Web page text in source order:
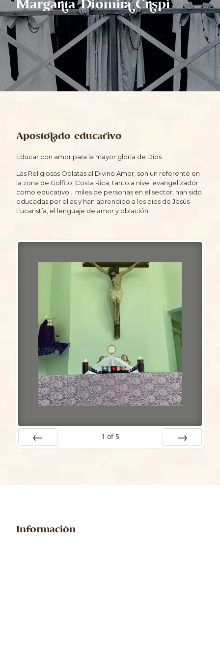
Margarita Diomira Crispi
Apostolado educativo
Educar con amor para la mayor gloria de Dios
Las Religiosas Oblatas al Divino Amor, son un referente en
la zona de Golfito, Costa Rica, tanto a nivel evangelizador
como educativo… miles de personas en el sector, han sido
educadas por ellas y han aprendido a los pies de Jesús
Eucaristía, el lenguaje de amor y oblación.
1 of 5
Información